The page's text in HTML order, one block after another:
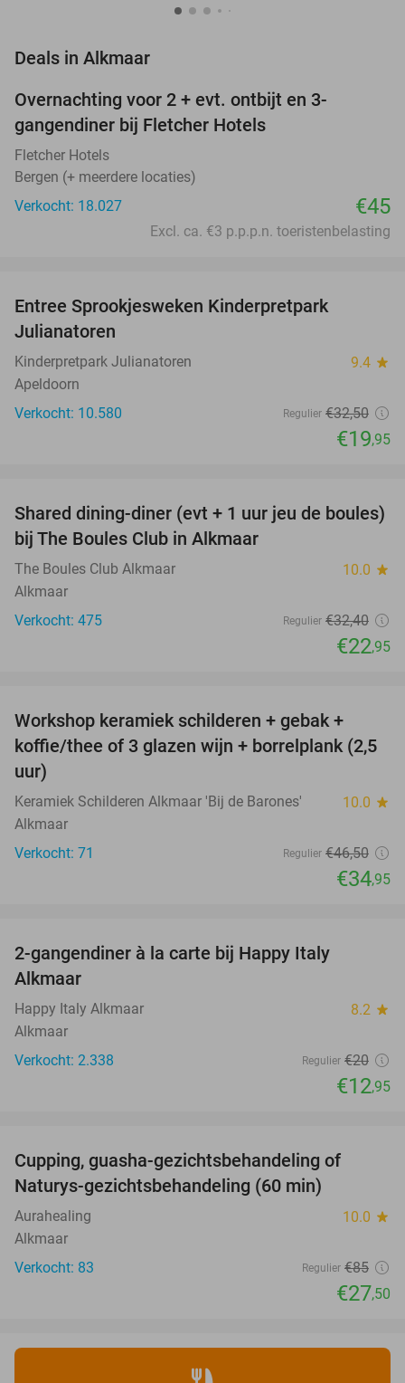
Deals in Alkmaar
Overnachting voor 2 + evt. ontbijt en 3-
gangendiner bij Fletcher Hotels
Fletcher Hotels
Bergen (+ meerdere locaties)
Verkocht: 18.027
€45
Excl. ca. €3 p.p.p.n. toeristenbelasting
Entree Sprookjesweken Kinderpretpark
Julianatoren
Kinderpretpark Julianatoren 9.4 star
Apeldoorn
Verkocht: 10.580
Regulier €32,50
€19,95
29%
Shared dining-diner (evt + 1 uur jeu de boules)
bij The Boules Club in Alkmaar
The Boules Club Alkmaar 10.0 star
Alkmaar
Verkocht: 475
Regulier €32,40
€22,95
Workshop keramiek schilderen + gebak +
koffie/thee of 3 glazen wijn + borrelplank (2,5
uur)
Keramiek Schilderen Alkmaar 'Bij de Barones' 10.0 star
Alkmaar
Verkocht: 71
Regulier €46,50
€34,95
2-gangendiner à la carte bij Happy Italy
Alkmaar
Happy Italy Alkmaar 8.2 star
Alkmaar
Verkocht: 2.338
Regulier €20
€12,95
Cupping, guasha-gezichtsbehandeling of
Naturys-gezichtsbehandeling (60 min)
Aurahealing 10.0 star
Alkmaar
Verkocht: 83
Regulier €85
€27,50